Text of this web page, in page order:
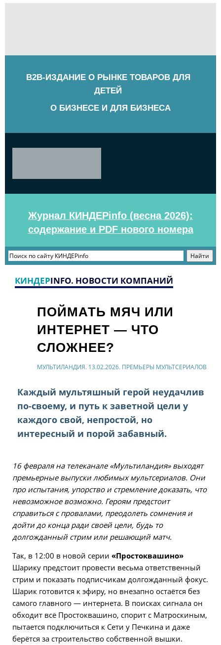
B2B-ИЗДАНИЕ О РЫНКЕ ТОВАРОВ ДЛЯ
ДЕТЕЙ
О БИЗНЕСЕ И ДЛЯ БИЗНЕСА
Журнал КИНДЕРinfo (весна 2026):
содержание и PDF нового номера
КИНДЕРINFO. НОВОСТИ КОМПАНИЙ
ПОЙМАТЬ МЯЧ ИЛИ
ИНТЕРНЕТ — ЧТО
СЛОЖНЕЕ?
МУЛЬТИЛАНДИЯ. 13.02.2026. ПРЕМЬЕРЫ МУЛЬТСЕРИАЛОВ
Каждый мультяшный герой неудачлив
по-своему, и путь к заветной цели у
каждого свой, непростой, но
интересный и порой забавный.
16 февраля на телеканале «Мультиландия» выходят
премьерные выпуски любимых мультсериалов. Они
про испытания, упорство и стремление доказать, что
невозможное возможно. Героям предстоит
справиться с провалами, преодолеть сомнения и
дойти до конца ради своей цели, будь то
долгожданный стрим или решающий матч.
Так, в 12:00 в новой серии «Простоквашино»
Шарику предстоит провести весьма ответственный
стрим и показать подписчикам долгожданный фокус.
Шарик готовится к эфиру, но внезапно остаётся без
самого главного — интернета. В поисках сигнала он
обходит всё Простоквашино, спорит с Матроскиным,
пытается подключиться к Сети у Печкина и даже
берётся за строительство собственной вышки.